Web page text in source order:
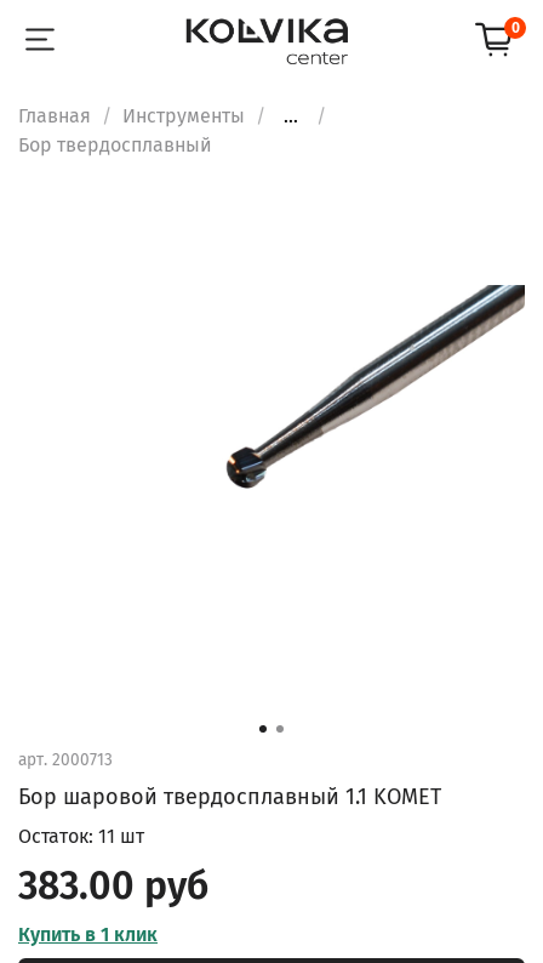
0
Главная Инструменты
...
Бор твердосплавный
арт. 2000713
Бор шаровой твердосплавный 1.1 KOMET
Остаток: 11 шт
383.00 руб
Купить в 1 клик